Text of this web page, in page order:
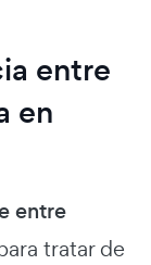
entre
en
entre
tratar de